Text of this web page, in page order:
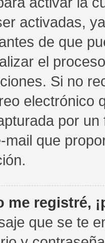
activadas,
de que
el
Si no
electrónico
por
mail que
me registré,
que se te